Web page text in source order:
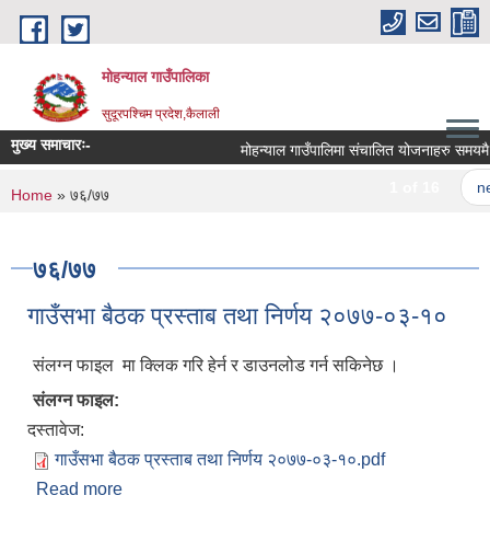
Skip to main content
मोहन्याल गाउँपालिका
सुदूरपश्चिम प्रदेश,कैलाली
मुख्य समाचारः- मोहन्याल गाउँपालिमा संचालित योजनाहरु
You are here
Home » ७६/७७
७६/७७
गाउँसभा बैठक प्रस्ताब तथा निर्णय २०७७-०३-१०
संलग्न फाइल मा क्लिक गरि हेर्न र डाउनलोड गर्न सकिनेछ ।
संलग्न फाइल:
दस्तावेज:
गाउँसभा बैठक प्रस्ताब तथा निर्णय २०७७-०३-१०.pdf
Read more